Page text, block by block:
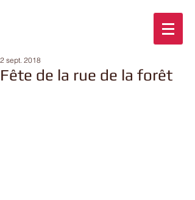
Fête de la rue de la forêt
2 sept. 2018